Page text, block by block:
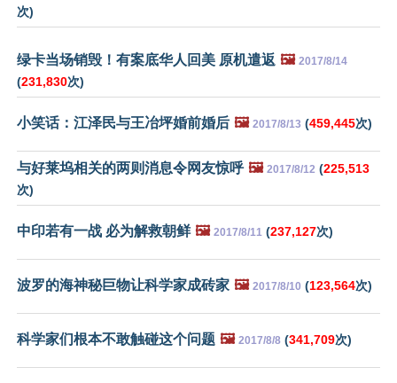
次)
绿卡当场销毁！有案底华人回美 原机遣返 🖼️ 2017/8/14
(231,830次)
小笑话：江泽民与王冶坪婚前婚后 🖼️ 2017/8/13 (459,445次)
与好莱坞相关的两则消息令网友惊呼 🖼️ 2017/8/12 (225,513
次)
中印若有一战 必为解救朝鲜 🖼️ 2017/8/11 (237,127次)
波罗的海神秘巨物让科学家成砖家 🖼️ 2017/8/10 (123,564次)
科学家们根本不敢触碰这个问题 🖼️ 2017/8/8 (341,709次)